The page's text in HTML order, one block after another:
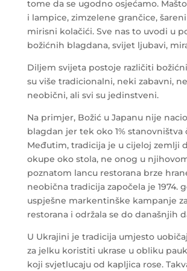
tome da se ugodno osjećamo.
i lampice, zimzelene grančice,
mirisni kolačići. Sve nas to uvodi u
božićnih blagdana, svijet ljubavi,
Diljem svijeta postoje različiti
su više tradicionalni, neki zabavni,
neobični, ali svi su jedinstveni.
Na primjer, Božić u Japanu nije
blagdan jer tek oko 1% stanovništva
Međutim, tradicija je u cijeloj zemlji
okupe oko stola, ne onog u
poznatom lancu restorana brze
neobična tradicija započela je 1974.
uspješne markentinške kampanje
restorana i održala se do današnjih
U Ukrajini je tradicija umjesto
za jelku koristiti ukrase u obliku
koji svjetlucaju od kapljica rose.